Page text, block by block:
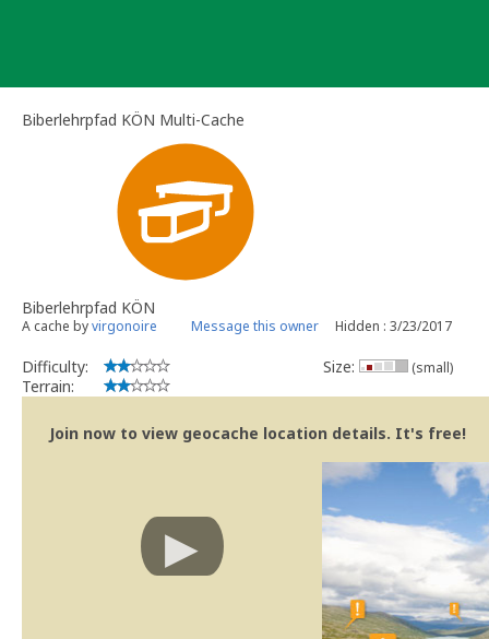
Biberlehrpfad KÖN Multi-Cache
Biberlehrpfad KÖN
A cache byvirgonoire Message this owner Hidden : 3/23/2017
Difficulty:
Terrain:
Size: (small)
Join now to view geocache location details. It's free!